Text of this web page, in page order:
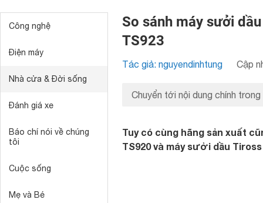
Công nghệ
Điện máy
Nhà cửa & Đời sống
Đánh giá xe
Báo chí nói về chúng
tôi
Cuộc sống
Mẹ và Bé
So sánh máy sưởi
TS923
Tác giả: nguyendinhtung Cập
Chuyển tới nội dung chính trong
Tuy có cùng hãng sản xuất
TS920 và máy sưởi dầu